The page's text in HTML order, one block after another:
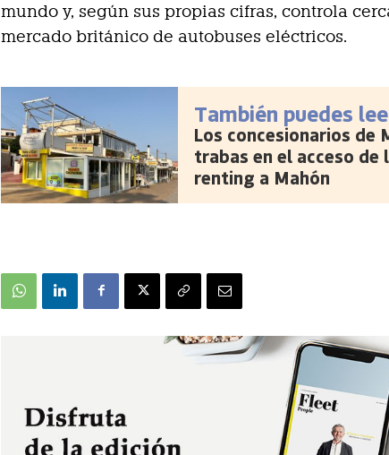
mundo y, según sus propias cifras, controla
mercado británico de autobuses eléctricos.
También puedes
Los concesionarios de
trabas en el acceso de
renting a Mahón